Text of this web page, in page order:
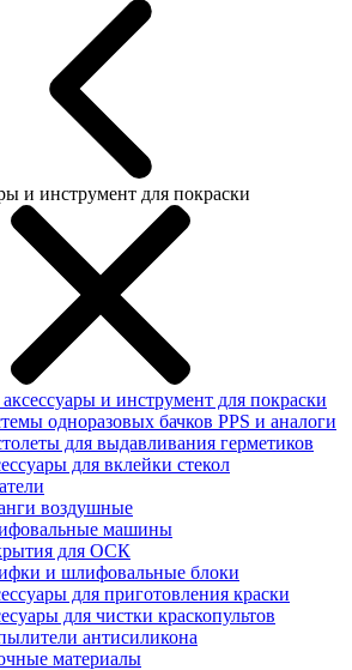
и инструмент для покраски
и инструмент для покраски
одноразовых бачков PPS и аналоги
для выдавливания герметиков
для вклейки стекол
воздушные
машины
для ОСК
и шлифовальные блоки
для приготовления краски
для чистки краскопультов
антисиликона
материалы